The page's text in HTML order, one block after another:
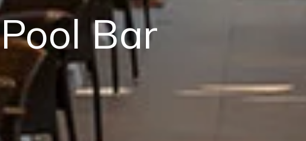
Pool Bar